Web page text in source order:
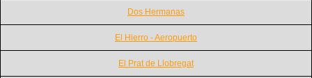
Dos Hermanas
El Hierro - Aeropuerto
El Prat de Llobregat